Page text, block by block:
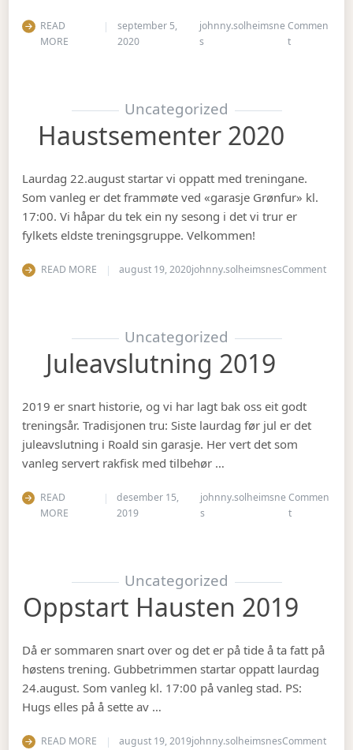
READ
MORE
september 5,
2020
johnny.solheimsne
s
Commen
ton Gubbetur
Uncategorized
Haustsementer 2020
Laurdag 22.august startar vi oppatt med treningane.
Som vanleg er det frammøte ved «garasje Grønfur» kl.
17:00. Vi håpar du tek ein ny sesong i det vi trur er
fylkets eldste treningsgruppe. Velkommen!
READ MORE august 19, 2020johnny.solheimsnesCommenton
Uncategorized
Juleavslutning 2019
2019 er snart historie, og vi har lagt bak oss eit godt
treningsår. Tradisjonen tru: Siste laurdag før jul er det
juleavslutning i Roald sin garasje. Her vert det som
vanleg servert rakfisk med tilbehør …
READ
MORE
desember 15,
2019
johnny.solheimsne
s
Commen
ton
Uncategorized
Oppstart Hausten 2019
Då er sommaren snart over og det er på tide å ta fatt på
høstens trening. Gubbetrimmen startar oppatt laurdag
24.august. Som vanleg kl. 17:00 på vanleg stad. PS:
Hugs elles på å sette av …
READ MORE august 19, 2019johnny.solheimsnesCommenton